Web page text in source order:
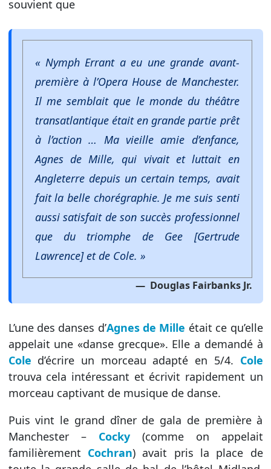
souvient que
« Nymph Errant a eu une grande avant-
première à l’Opera House de Manchester.
Il me semblait que le monde du théâtre
transatlantique était en grande partie prêt
à l’action … Ma vieille amie d’enfance,
Agnes de Mille, qui vivait et luttait en
Angleterre depuis un certain temps, avait
fait la belle chorégraphie. Je me suis senti
aussi satisfait de son succès professionnel
que du triomphe de Gee [Gertrude
Lawrence] et de Cole. »
Douglas Fairbanks Jr.
L’une des danses d’Agnes de Mille était ce qu’elle
appelait une «danse grecque». Elle a demandé à
Cole d’écrire un morceau adapté en 5/4. Cole
trouva cela intéressant et écrivit rapidement un
morceau captivant de musique de danse.
Puis vint le grand dîner de gala de première à
Manchester – Cocky(comme on appelait
familièrement Cochran) avait pris la place de